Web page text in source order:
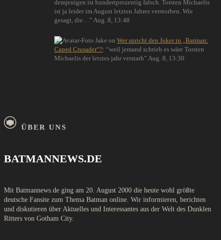
demjenigen ist hundertprozentig falsch. Torsten Michaelis
ist ja leider im August letzten Jahres verstorben. Wie
gesagt, die… ” Aug. 8, 13:48
Jake on Wer spricht den Joker in „Batman:
Caped Crusader“?: “weil jemand schrieb es wäre Torsten
Michaelis der letztes jahr verstarb” Aug. 8, 13:30
ÜBER UNS
BATMANNEWS.DE
Mit Batmannews.de ging am 20. August 2000 die heute wohl größte
deutsche Fansite zum Thema Batman online. Wir informieren, berichten
und diskutieren über Aktuelles und Interessantes aus der Welt des Dunklen
Ritters von Gotham City.